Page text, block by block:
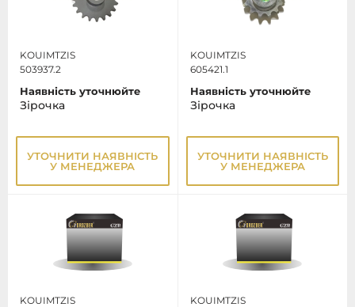
KOUIMTZIS
503937.2
Наявність уточнюйте
Зірочка
УТОЧНИТИ НАЯВНІСТЬ
У МЕНЕДЖЕРА
KOUIMTZIS
605421.1
Наявність уточнюйте
Зірочка
УТОЧНИТИ НАЯВНІСТЬ
У МЕНЕДЖЕРА
KOUIMTZIS
KOUIMTZIS